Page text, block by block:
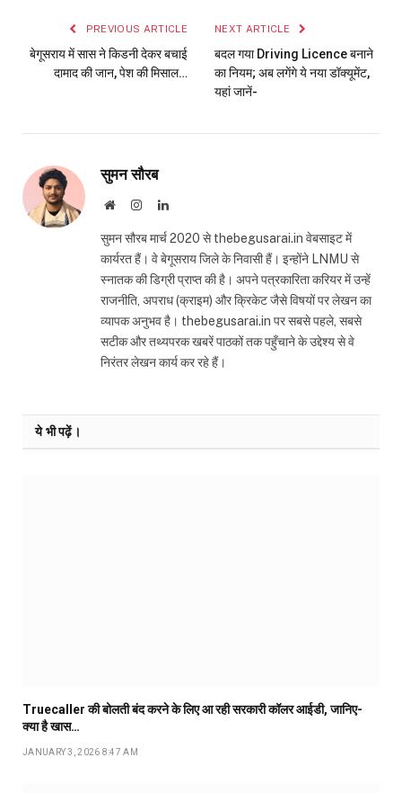
PREVIOUS ARTICLE
बेगूसराय में सास ने किडनी देकर बचाई
दामाद की जान, पेश की मिसाल…
NEXT ARTICLE
बदल गया Driving Licence बनाने
का नियम; अब लगेंगे ये नया डॉक्यूमेंट,
यहां जानें-
सुमन सौरब
WebsiteInstagramLinkedIn
सुमन सौरब मार्च 2020 से thebegusarai.in वेबसाइट में
कार्यरत हैं। वे बेगूसराय जिले के निवासी हैं। इन्होंने LNMU से
स्नातक की डिग्री प्राप्त की है। अपने पत्रकारिता करियर में उन्हें
राजनीति, अपराध (क्राइम) और क्रिकेट जैसे विषयों पर लेखन का
व्यापक अनुभव है। thebegusarai.in पर सबसे पहले, सबसे
सटीक और तथ्यपरक खबरें पाठकों तक पहुँचाने के उद्देश्य से वे
निरंतर लेखन कार्य कर रहे हैं।
ये भी पढ़ें।
Truecaller की बोलती बंद करने के लिए आ रही सरकारी कॉलर आईडी, जानिए-
क्या है खास…
JANUARY 3, 2026 8:47 AM